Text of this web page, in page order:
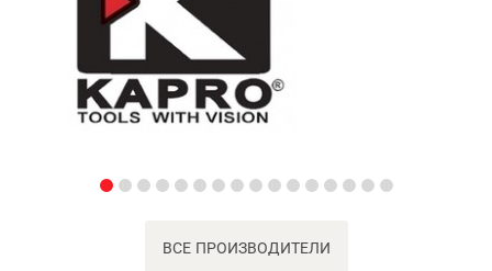
ВСЕ ПРОИЗВОДИТЕЛИ